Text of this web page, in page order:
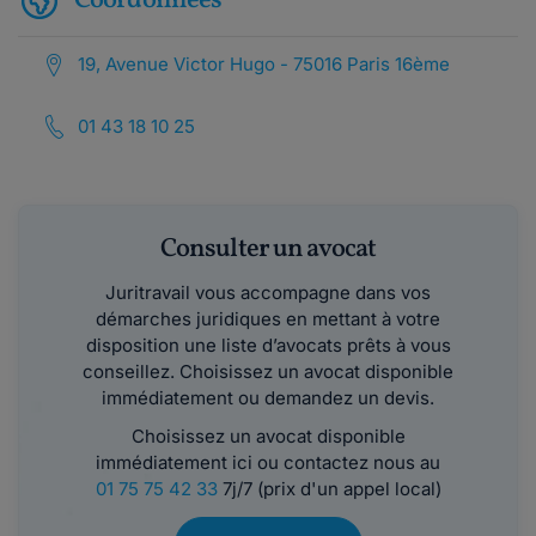
19, Avenue Victor Hugo - 75016 Paris 16ème
01 43 18 10 25
Consulter un avocat
Juritravail vous accompagne dans vos
démarches juridiques en mettant à votre
disposition une liste d’avocats prêts à vous
conseillez. Choisissez un avocat disponible
immédiatement ou demandez un devis.
Choisissez un avocat disponible
immédiatement ici ou contactez nous au
01 75 75 42 337j/7 (prix d'un appel local)